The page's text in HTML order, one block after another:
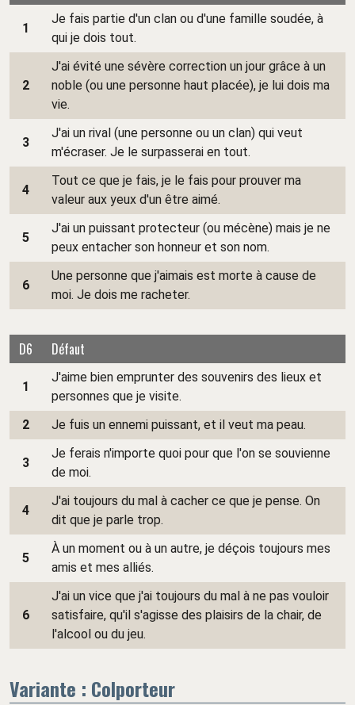
1
Je fais partie d'un clan ou d'une famille soudée, à
qui je dois tout.
2
J'ai évité une sévère correction un jour grâce à un
noble (ou une personne haut placée), je lui dois ma
vie.
3
J'ai un rival (une personne ou un clan) qui veut
m'écraser. Je le surpasserai en tout.
4
Tout ce que je fais, je le fais pour prouver ma
valeur aux yeux d'un être aimé.
5
J'ai un puissant protecteur (ou mécène) mais je ne
peux entacher son honneur et son nom.
6
Une personne que j'aimais est morte à cause de
moi. Je dois me racheter.
D6 Défaut
1
J'aime bien emprunter des souvenirs des lieux et
personnes que je visite.
2
Je fuis un ennemi puissant, et il veut ma peau.
3
Je ferais n'importe quoi pour que l'on se souvienne
de moi.
4
J'ai toujours du mal à cacher ce que je pense. On
dit que je parle trop.
5
À un moment ou à un autre, je déçois toujours mes
amis et mes alliés.
6
J'ai un vice que j'ai toujours du mal à ne pas vouloir
satisfaire, qu'il s'agisse des plaisirs de la chair, de
l'alcool ou du jeu.
Variante : Colporteur